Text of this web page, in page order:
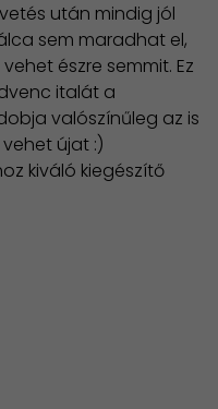
után mindig jól
sem maradhat el,
észre semmit. Ez
italát a
valószínűleg az is
újat :)
kiváló kiegészítő